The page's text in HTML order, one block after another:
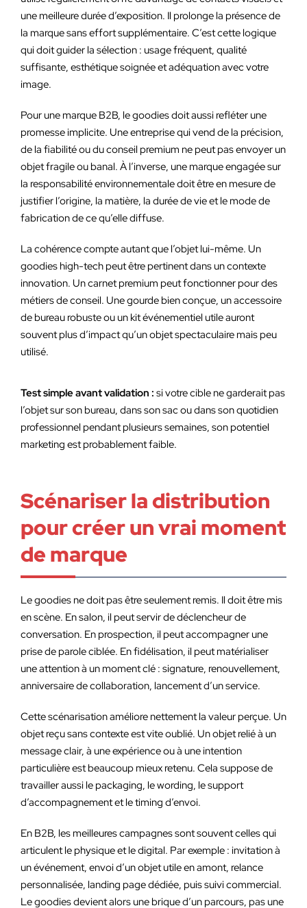
une meilleure durée d’exposition. Il prolonge la présence de
la marque sans effort supplémentaire. C’est cette logique
qui doit guider la sélection : usage fréquent, qualité
suffisante, esthétique soignée et adéquation avec votre
image.
Pour une marque B2B, le goodies doit aussi refléter une
promesse implicite. Une entreprise qui vend de la précision,
de la fiabilité ou du conseil premium ne peut pas envoyer un
objet fragile ou banal. À l’inverse, une marque engagée sur
la responsabilité environnementale doit être en mesure de
justifier l’origine, la matière, la durée de vie et le mode de
fabrication de ce qu’elle diffuse.
La cohérence compte autant que l’objet lui-même. Un
goodies high-tech peut être pertinent dans un contexte
innovation. Un carnet premium peut fonctionner pour des
métiers de conseil. Une gourde bien conçue, un accessoire
de bureau robuste ou un kit événementiel utile auront
souvent plus d’impact qu’un objet spectaculaire mais peu
utilisé.
Test simple avant validation : si votre cible ne garderait pas
l’objet sur son bureau, dans son sac ou dans son quotidien
professionnel pendant plusieurs semaines, son potentiel
marketing est probablement faible.
Scénariser la distribution
pour créer un vrai moment
de marque
Le goodies ne doit pas être seulement remis. Il doit être mis
en scène. En salon, il peut servir de déclencheur de
conversation. En prospection, il peut accompagner une
prise de parole ciblée. En fidélisation, il peut matérialiser
une attention à un moment clé : signature, renouvellement,
anniversaire de collaboration, lancement d’un service.
Cette scénarisation améliore nettement la valeur perçue. Un
objet reçu sans contexte est vite oublié. Un objet relié à un
message clair, à une expérience ou à une intention
particulière est beaucoup mieux retenu. Cela suppose de
travailler aussi le packaging, le wording, le support
d’accompagnement et le timing d’envoi.
En B2B, les meilleures campagnes sont souvent celles qui
articulent le physique et le digital. Par exemple : invitation à
un événement, envoi d’un objet utile en amont, relance
personnalisée, landing page dédiée, puis suivi commercial.
Le goodies devient alors une brique d’un parcours, pas une